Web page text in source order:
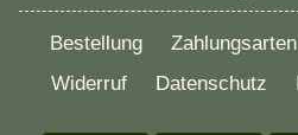
Bestellung Zahlungsarten
Widerruf
Datenschutz